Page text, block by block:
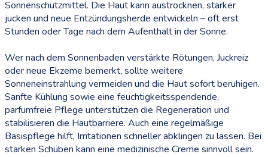
Sonnenschutzmittel. Die Haut kann austrocknen, stärker
jucken und neue Entzündungsherde entwickeln – oft erst
Stunden oder Tage nach dem Aufenthalt in der Sonne.
Wer nach dem Sonnenbaden verstärkte Rötungen, Juckreiz
oder neue Ekzeme bemerkt, sollte weitere
Sonneneinstrahlung vermeiden und die Haut sofort beruhigen.
Sanfte Kühlung sowie eine feuchtigkeitsspendende,
parfumfreie Pflege unterstützen die Regeneration und
stabilisieren die Hautbarriere. Auch eine regelmäßige
Basispflege hilft, Irritationen schneller abklingen zu lassen. Bei
starken Schüben kann eine medizinische Creme sinnvoll sein.